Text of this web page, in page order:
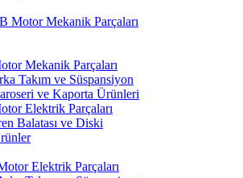
Motor Mekanik Parçaları
Mekanik Parçaları
Takım ve Süspansiyon
ve Kaporta Ürünleri
Elektrik Parçaları
Balatası ve Diski
Elektrik Parçaları